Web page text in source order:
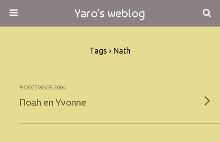
Yaro's weblog
Tags › Nath
9 DECEMBER 2004
Noah en Yvonne